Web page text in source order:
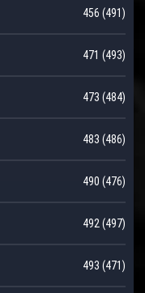
456 (491)
471 (493)
473 (484)
483 (486)
490 (476)
492 (497)
493 (471)